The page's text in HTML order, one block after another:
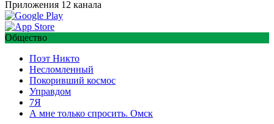
Приложения 12 канала
Общество
Поэт Никто
Несломленный
Покоривший космос
Управдом
7Я
А мне только спросить. Омск